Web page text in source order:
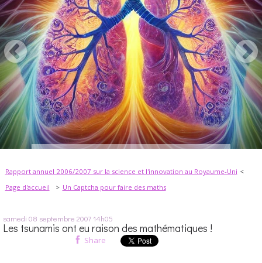
Rapport annuel 2006/2007 sur la science et l'innovation au Royaume-Uni
Page d'accueil
Un Captcha pour faire des maths
samedi 08 septembre 200714h05
Les tsunamis ont eu raison des mathématiques !
Share